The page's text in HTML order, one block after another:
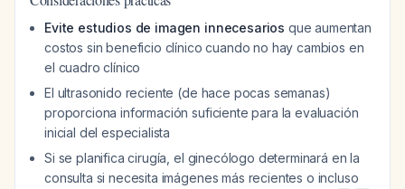
Evite estudios de imagen innecesarios que aumentan
costos sin beneficio clínico cuando no hay cambios en
el cuadro clínico
El ultrasonido reciente (de hace pocas semanas)
proporciona información suficiente para la evaluación
inicial del especialista
Si se planifica cirugía, el ginecólogo determinará en la
consulta si necesita imágenes más recientes o incluso